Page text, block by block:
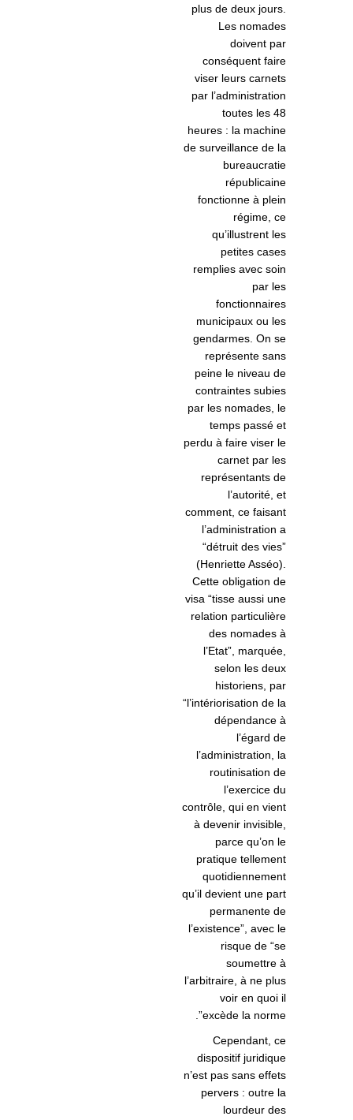
plus de deux jours.
Les nomades
doivent par
conséquent faire
viser leurs carnets
par l’administration
toutes les 48
heures : la machine
de surveillance de la
bureaucratie
républicaine
fonctionne à plein
régime, ce
qu’illustrent les
petites cases
remplies avec soin
par les
fonctionnaires
municipaux ou les
gendarmes. On se
représente sans
peine le niveau de
contraintes subies
par les nomades, le
temps passé et
perdu à faire viser le
carnet par les
représentants de
l’autorité, et
comment, ce faisant
l’administration a
“détruit des vies”
(Henriette Asséo).
Cette obligation de
visa “tisse aussi une
relation particulière
des nomades à
l’Etat”, marquée,
selon les deux
historiens, par
“l’intériorisation de la
dépendance à
l’égard de
l’administration, la
routinisation de
l’exercice du
contrôle, qui en vient
à devenir invisible,
parce qu’on le
pratique tellement
quotidiennement
qu’il devient une part
permanente de
l’existence”, avec le
risque de “se
soumettre à
l’arbitraire, à ne plus
voir en quoi il
excède la norme”.
Cependant, ce
dispositif juridique
n’est pas sans effets
pervers : outre la
lourdeur des